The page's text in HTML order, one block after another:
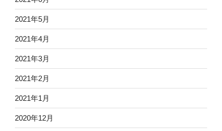
2021年5月
2021年4月
2021年3月
2021年2月
2021年1月
2020年12月